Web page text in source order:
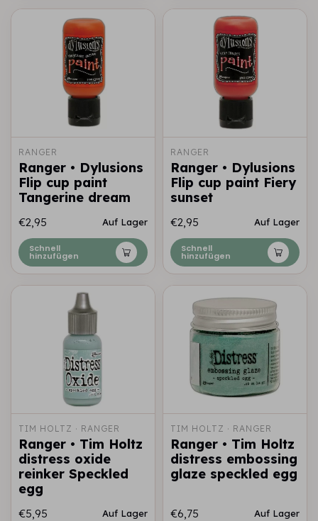
RANGER
Ranger • Dylusions
Flip cup paint
Tangerine dream
€2,95 Auf Lager
Schnell
hinzufügen
RANGER
Ranger • Dylusions
Flip cup paint Fiery
sunset
€2,95 Auf Lager
Schnell
hinzufügen
TIM HOLTZ · RANGER
Ranger • Tim Holtz
distress oxide
reinker Speckled
egg
€5,95 Auf Lager
TIM HOLTZ · RANGER
Ranger • Tim Holtz
distress embossing
glaze speckled egg
€6,75 Auf Lager